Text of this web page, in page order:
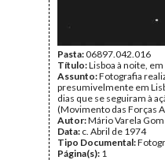
Pasta:06897.042.016
Título:Lisboa à noite,
Assunto:Fotografia
presumivelmente em
dias que se seguiram à
(Movimento das Forças
Autor:Mário Varela
Data: c. Abril de 1974
Tipo Documental:
Página(s): 1